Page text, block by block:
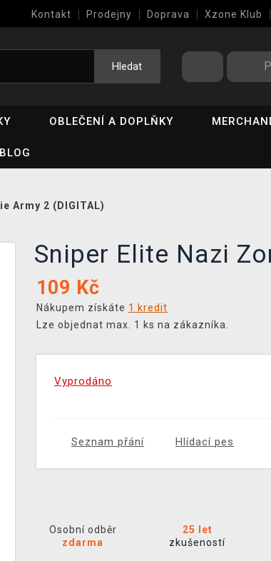
Kontakt Prodejny Doprava Xzone Klub
Hledat
OBLEČENÍ A DOPLŇKY
BLOG
Army 2 (DIGITAL)
Sniper Elite Nazi
109 Kč
Nákupem získáte 1 kredit
Lze objednat max. 1 ks na zákazníka.
Vyprodáno
Seznam přání Hlídací pes
Osobní odběr
zdarma
25 let
zkušeností